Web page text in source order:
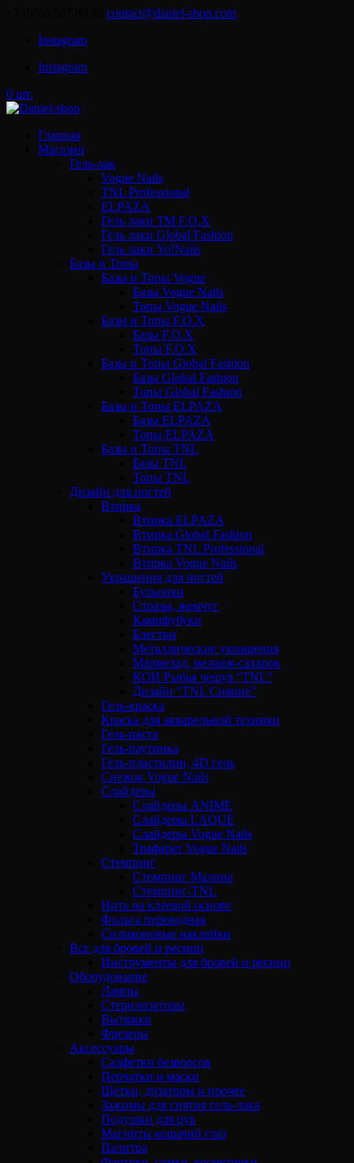
contact@daniel-shop.com
Instagram
Instagram
0 шт.
Главная
Магазин
Гель-лак
Vogue Nails
TNL Professional
ELPAZA
Гель лаки ТМ F.O.X
Гель лаки Global Fashion
Гель лаки Yo!Nails
Базы и Топы
Базы и Топы Vogue
Базы Vogue Nails
Топы Vogue Nails
Базы и Топы F.O.X
Базы F.O.X
Топы F.O.X
Базы и Топы Global Fashion
Базы Global Fashion
Топы Global Fashion
Базы и Топы ELPAZA
Базы ELPAZA
Топы ELPAZA
Базы и Топы TNL
Базы TNL
Топы TNL
Дизайн для ногтей
Втирка
Втирка ELPAZA
Втирка Global Fashion
Втирка TNL Professional
Втирка Vogue Nails
Украшения для ногтей
Бульонки
Стразы, жемчуг
Камифубуки
Блестки
Металлические украшения
Мармелад, меланж-сахарок
КОИ Рыбья чешуя “TNL”
Дизайн “TNL Сияние”
Гель-краска
Краска для акварельной техники
Гель-паста
Гель-паутинка
Гель-пластилин, 4D гель
Снежок Vogue Nails
Слайдеры
Слайдеры ANIME
Слайдеры LAQUE
Слайдеры Vogue Nails
Трафарет Vogue Nails
Стемпинг
Стемпинг Малина
Стемпинг-TNL
Нить на клеевой основе
Фольга переводная
Силиконовые наклейки
Все для бровей и ресниц
Инструменты для бровей и ресниц
Оборудование
Лампы
Стерилизаторы
Вытяжки
Фрезеры
Аксессуары
Салфетки безворсов
Перчатки и маски
Щетки, дозаторы и прочее
Зажимы для снятия гель-лака
Подушки для рук
Магниты кошачий глаз
Палитра